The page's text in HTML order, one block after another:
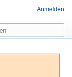
Anmelden